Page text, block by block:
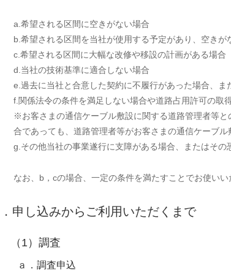
a.希望される区間に空きがない場合
b.希望される区間を当社が使用する予定があり、空きが
c.希望される区間に大幅な改修や移設の計画がある場合
d.当社の技術基準に適合しない場合
e.過去に当社と合意した契約に不履行があった場合、
f.関係法令の条件を満足しない場合や道路占用許可の
※お客さまの通信ケーブル敷設に関する道路管理者等
合であっても、道路管理者等がお客さまの通信ケーブ
g.その他当社の事業遂行に支障がある場合、またはその
なお、b，cの場合、一定の条件を満たすことでお使いい
．申し込みからご利用いただくまで
（1）調査
ａ．調査申込